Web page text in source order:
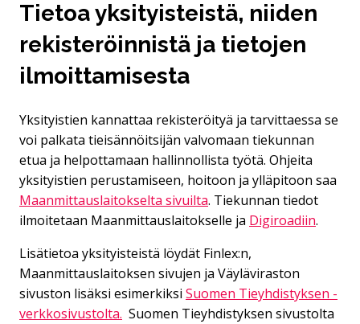
Tietoa yksityisteistä, niiden
rekisteröinnistä ja tietojen
ilmoittamisesta
Yksityistien kannattaa rekisteröityä ja tarvittaessa se
voi palkata tieisännöitsijän valvomaan tiekunnan
etua ja helpottamaan hallinnollista työtä. Ohjeita
yksityistien perustamiseen, hoitoon ja ylläpitoon saa
Maanmittauslaitokselta sivuilta. Tiekunnan tiedot
ilmoitetaan Maanmittauslaitokselle ja Digiroadiin.
Lisätietoa yksityisteistä löydät Finlex:n,
Maanmittauslaitoksen sivujen ja Väyläviraston
sivuston lisäksi esimerkiksi Suomen Tieyhdistyksen -
verkkosivustolta. Suomen Tieyhdistyksen sivustolta